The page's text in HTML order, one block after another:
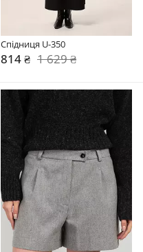
Спідниця U-350
814 ₴ 1 629 ₴